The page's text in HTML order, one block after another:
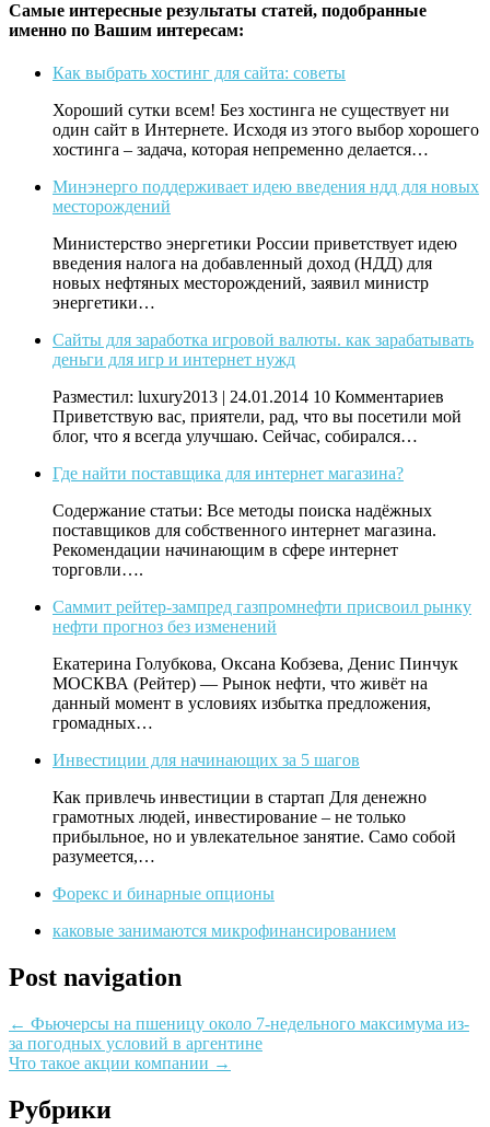
Самые интересные результаты статей, подобранные
именно по Вашим интересам:
Как выбрать хостинг для сайта: советы
Хороший сутки всем! Без хостинга не существует ни
один сайт в Интернете. Исходя из этого выбор хорошего
хостинга – задача, которая непременно делается…
Минэнерго поддерживает идею введения ндд для новых
месторождений
Министерство энергетики России приветствует идею
введения налога на добавленный доход (НДД) для
новых нефтяных месторождений, заявил министр
энергетики…
Сайты для заработка игровой валюты. как зарабатывать
деньги для игр и интернет нужд
Разместил: luxury2013 | 24.01.2014 10 Комментариев
Приветствую вас, приятели, рад, что вы посетили мой
блог, что я всегда улучшаю. Сейчас, собирался…
Где найти поставщика для интернет магазина?
Содержание статьи: Все методы поиска надёжных
поставщиков для собственного интернет магазина.
Рекомендации начинающим в сфере интернет
торговли….
Саммит рейтер-зампред газпромнефти присвоил рынку
нефти прогноз без изменений
Екатерина Голубкова, Оксана Кобзева, Денис Пинчук
МОСКВА (Рейтер) — Рынок нефти, что живёт на
данный момент в условиях избытка предложения,
громадных…
Инвестиции для начинающих за 5 шагов
Как привлечь инвестиции в стартап Для денежно
грамотных людей, инвестирование – не только
прибыльное, но и увлекательное занятие. Само собой
разумеется,…
Форекс и бинарные опционы
каковые занимаются микрофинансированием
Post navigation
← Фьючерсы на пшеницу около 7-недельного максимума из-
за погодных условий в аргентине
Что такое акции компании →
Рубрики